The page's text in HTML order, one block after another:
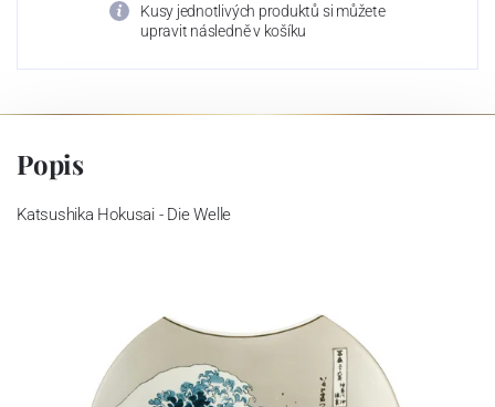
Kusy jednotlivých produktů si můžete
upravit následně v košíku
Popis
Katsushika Hokusai - Die Welle